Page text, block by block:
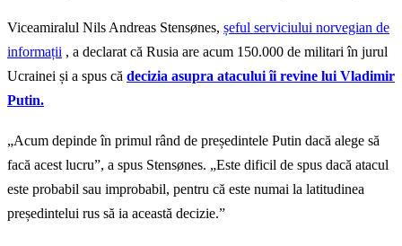
Viceamiralul Nils Andreas Stensønes, șeful serviciului norvegian de
informații , a declarat că Rusia are acum 150.000 de militari în jurul
Ucrainei și a spus că decizia asupra atacului îi revine lui Vladimir
Putin.
„Acum depinde în primul rând de președintele Putin dacă alege să
facă acest lucru”, a spus Stensønes. „Este dificil de spus dacă atacul
este probabil sau improbabil, pentru că este numai la latitudinea
președintelui rus să ia această decizie.”